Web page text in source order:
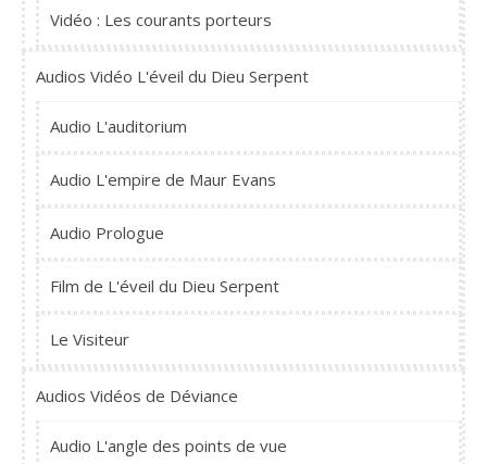
Vidéo : Les courants porteurs
Audios Vidéo L'éveil du Dieu Serpent
Audio L'auditorium
Audio L'empire de Maur Evans
Audio Prologue
Film de L'éveil du Dieu Serpent
Le Visiteur
Audios Vidéos de Déviance
Audio L'angle des points de vue